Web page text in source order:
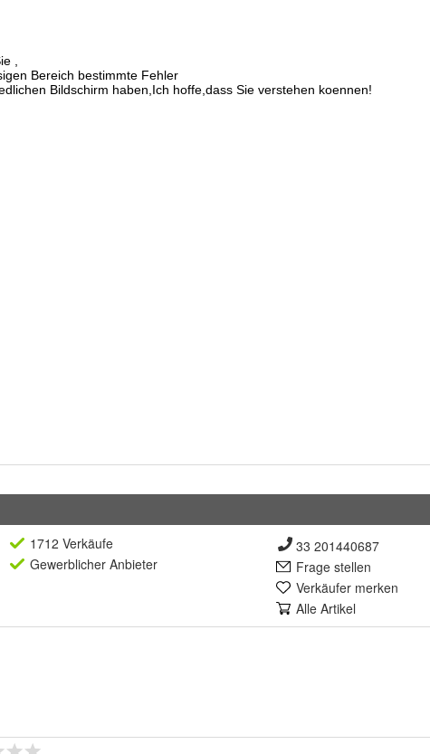
1712 Verkäufe
Gewerblicher Anbieter
33 201440687
Frage stellen
Verkäufer merken
Alle Artikel